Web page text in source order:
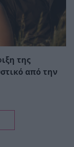
της
από την